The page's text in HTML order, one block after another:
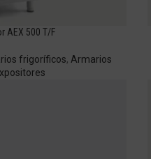
AEX 500 T/F
frigoríficos,Armarios